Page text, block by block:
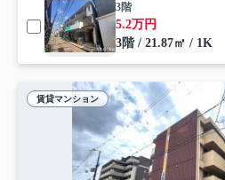
3階
5.2万円
3階 / 21.87㎡ / 1K
賃貸マンション